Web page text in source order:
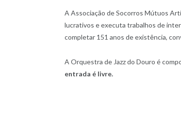
A Associação de Socorros Mútuos
lucrativos e executa trabalhos de
completar 151 anos de existência,
A Orquestra de Jazz do Douro é
entrada é livre.